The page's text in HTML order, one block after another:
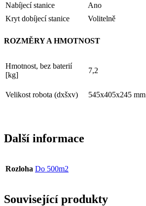
Nabíjecí stanice
Ano
Kryt dobíjecí stanice
Volitelně
ROZMĚRY A HMOTNOST
Hmotnost, bez baterií
[kg]
7,2
Velikost robota (dxšxv) 545x405x245 mm
Další informace
Rozloha Do 500m2
Související produkty